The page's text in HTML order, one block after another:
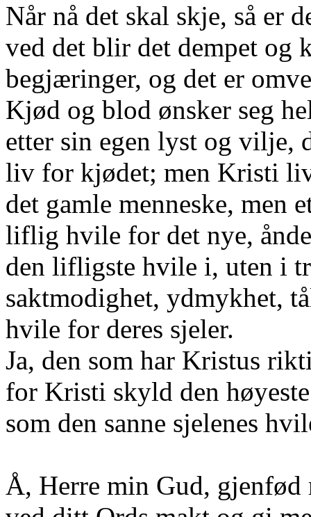
Når nå det skal skje, så er
ved det blir det dempet og
begjæringer, og det er
Kjød og blod ønsker seg
etter sin egen lyst og vilje,
liv for kjødet; men Kristi
det gamle menneske, men
liflig hvile for det nye,
den lifligste hvile i, uten i
saktmodighet, ydmykhet,
hvile for deres sjeler.
Ja, den som har Kristus
for Kristi skyld den
som den sanne sjelenes
Å, Herre min Gud,